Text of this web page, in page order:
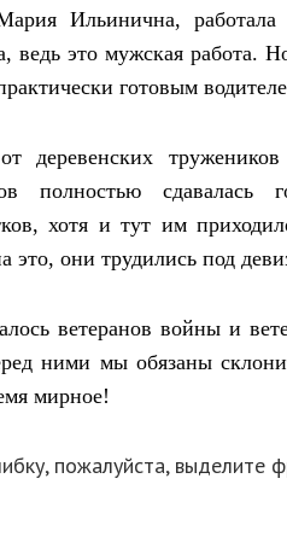
Ильинична, работала
ведь это мужская работа.
готовым
деревенских
полностью сдавалась
хотя и тут им
это, они трудились под
ветеранов войны и
ними мы обязаны
мирное!
пожалуйста, выделите